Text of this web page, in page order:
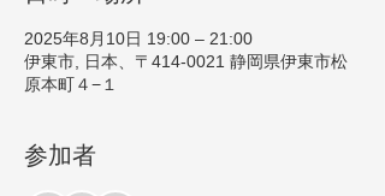
2025年8月10日 19:00 – 21:00
伊東市, 日本、〒414-0021 静岡県伊東市松
原本町４−１
参加者